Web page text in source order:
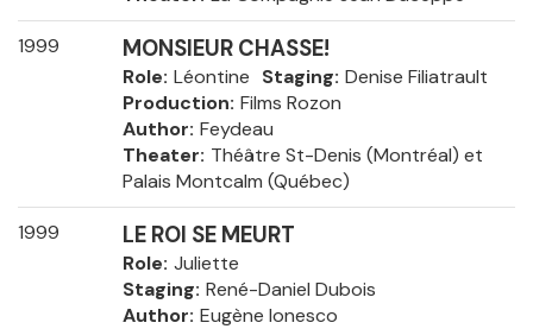
1999 MONSIEUR CHASSE!
Role Léontine Staging Denise Filiatrault
Production Films Rozon
Author Feydeau
Theater Théâtre St-Denis (Montréal) et
Palais Montcalm (Québec)
1999 LE ROI SE MEURT
Role Juliette
Staging René-Daniel Dubois
Author Eugène Ionesco